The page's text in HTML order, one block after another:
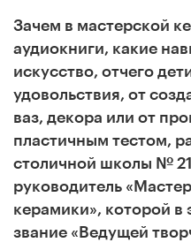
Зачем в мастерской
аудиокниги, какие
искусство, отчего
удовольствия, от
ваз, декора или от
пластичным тестом,
столичной школы №
руководитель
керамики», которой в
звание «Ведущей